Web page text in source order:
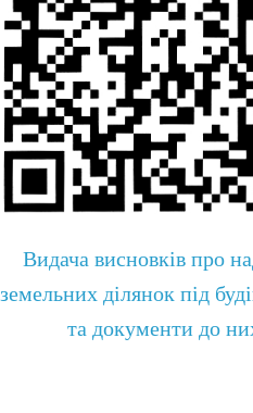
Видача висновків про
земельних ділянок під
та документи до